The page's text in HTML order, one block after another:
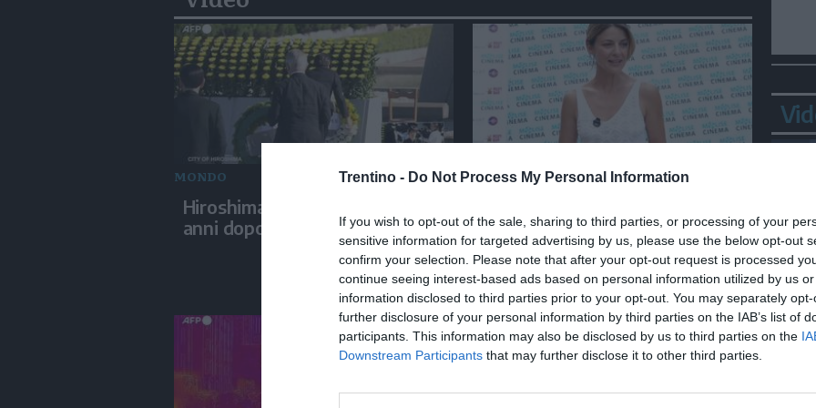
Trentino - Do Not Process My Personal Information
If you wish to opt-out of the sale, sharing to third parties, or processing of your
sensitive information for targeted advertising by us, please use the below opt-out
confirm your selection. Please note that after your opt-out request is processed
continue seeing interest-based ads based on personal information utilized by us
information disclosed to third parties prior to your opt-out. You may separately
further disclosure of your personal information by third parties on the IAB’s list of
participants. This information may also be disclosed by us to third parties on the
Downstream Participants that may further disclose it to other third parties.
MONDO
Hiroshima ricorda la bomba, 81
anni dopo
SPETTACOLO
stata una passione,
monografia dedicata è un bel
regalo"
in